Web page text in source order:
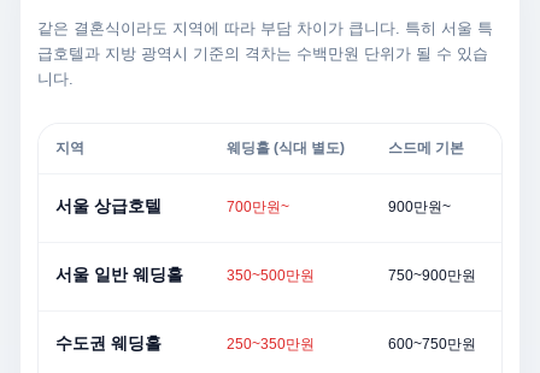
같은 결혼식이라도 지역에 따라 부담 차이가 큽니다. 특히 서울 특
급호텔과 지방 광역시 기준의 격차는 수백만원 단위가 될 수 있습
니다.
지역 웨딩홀 (식대 별도) 스드메 기본
서울 상급호텔 700만원~ 900만원~
서울 일반 웨딩홀 350~500만원 750~900만원
수도권 웨딩홀 250~350만원 600~750만원